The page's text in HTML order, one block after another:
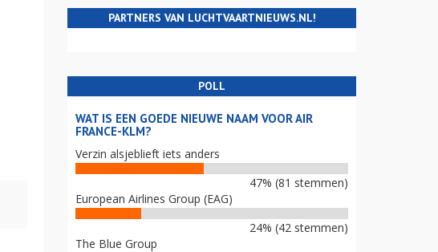
PARTNERS VAN LUCHTVAARTNIEUWS.NL!
POLL
WAT IS EEN GOEDE NIEUWE NAAM VOOR AIR
FRANCE-KLM?
Verzin alsjeblieft iets anders
47% (81 stemmen)
European Airlines Group (EAG)
24% (42 stemmen)
The Blue Group